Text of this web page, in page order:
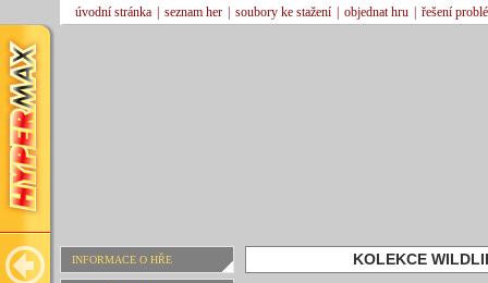
úvodní stránka seznam her soubory ke stažení objednat hru řešení
INFORMACE O HŘE KOLEKCE